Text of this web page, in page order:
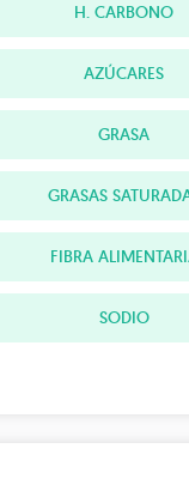
H. CARBONO
AZÚCARES
GRASA
GRASAS
FIBRA
SODIO